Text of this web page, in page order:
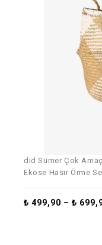
did Sümer Çok
Ekose Hasır Örme
₺ 499,90 – ₺